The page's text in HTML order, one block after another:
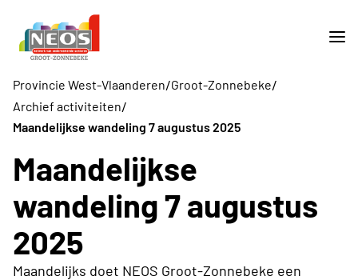
Provincie West-Vlaanderen/Groot-Zonnebeke/
Archief activiteiten/
Maandelijkse wandeling 7 augustus 2025
Maandelijkse
wandeling 7 augustus
2025
Maandelijks doet NEOS Groot-Zonnebeke een